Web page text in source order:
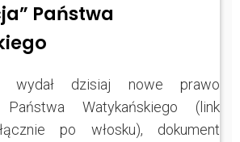
Państwa
wydał dzisiaj nowe prawo
Państwa Watykańskiego (link
po włosku), dokument